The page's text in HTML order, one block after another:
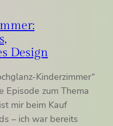
Design
Kinderzimmer“
Episode zum Thema
mir beim Kauf
– ich war bereits